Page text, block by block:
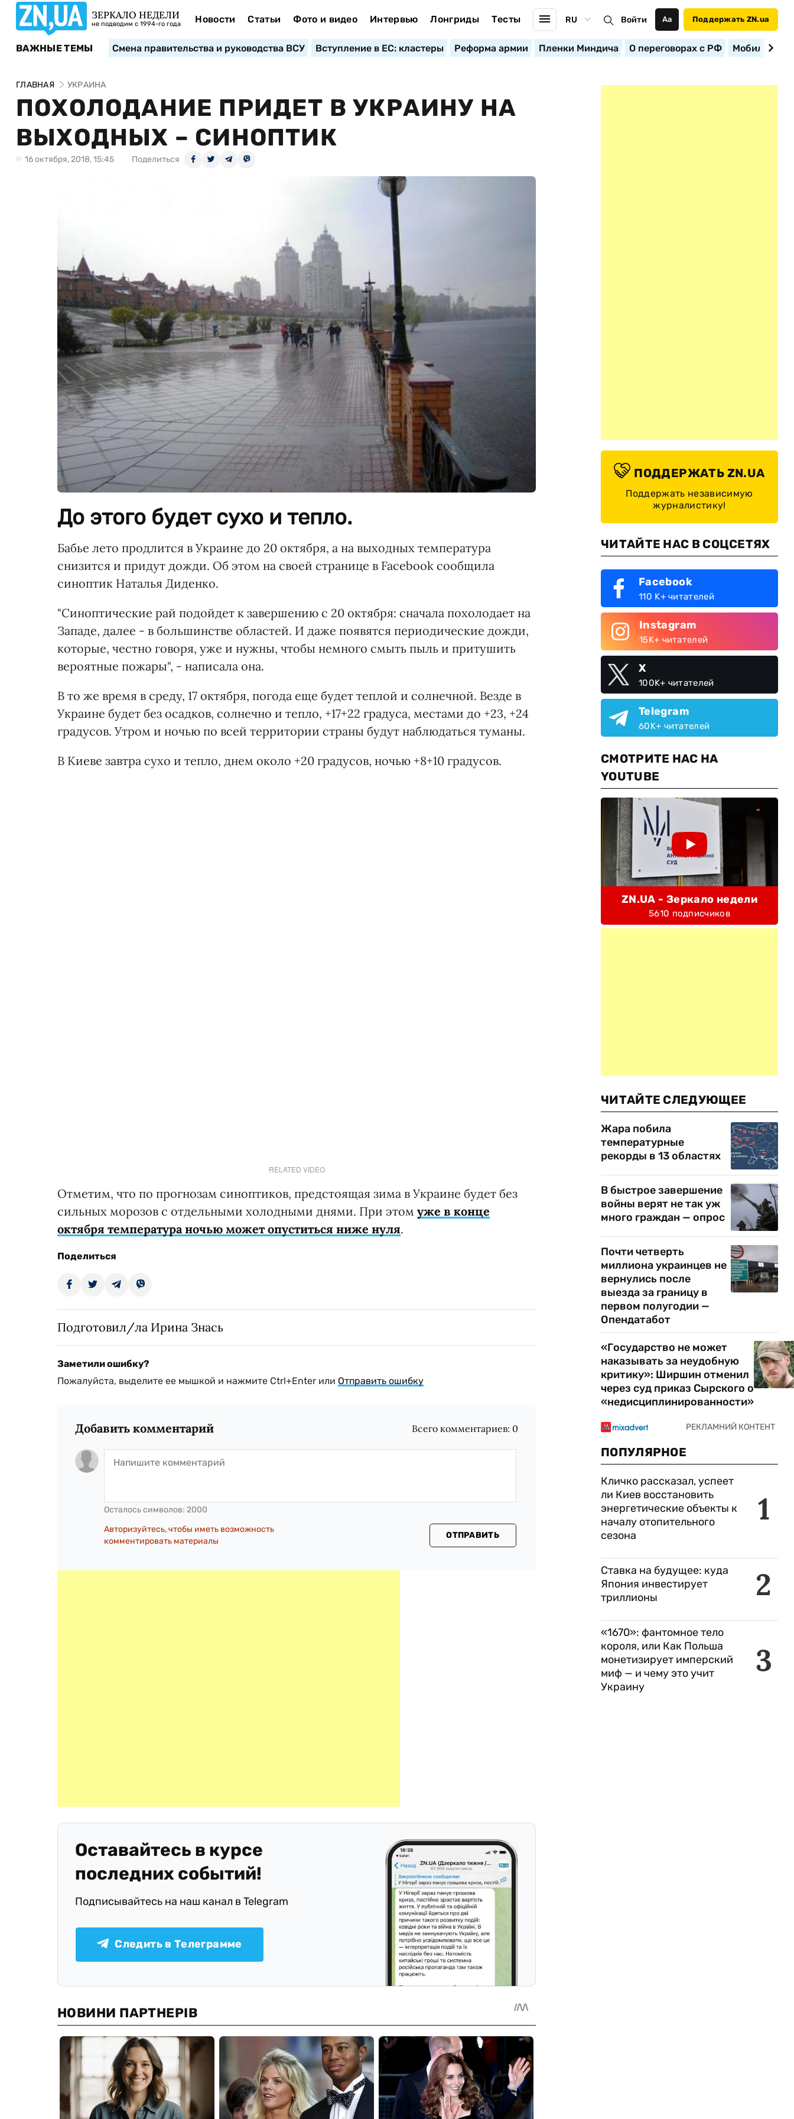
ЗЕРКАЛО НЕДЕЛИ
не подводим с 1994-го года Новости Статьи Фото и видео Интервью Лонгриды Тесты RU Войти Аа Поддержать ZN.ua
ВАЖНЫЕ ТЕМЫ Смена правительства и руководства ВСУ Вступление в ЕС: кластеры Реформа армии Пленки Миндича О переговорах с РФ
ГЛАВНАЯ УКРАИНА
ПОХОЛОДАНИЕ ПРИДЕТ В УКРАИНУ НА
ВЫХОДНЫХ – СИНОПТИК
16 октября, 2018, 15:45 Поделиться
До этого будет сухо и тепло.
Бабье лето продлится в Украине до 20 октября, а на выходных температура
снизится и придут дожди. Об этом на своей странице в Facebook сообщила
синоптик Наталья Диденко.
"Синоптические рай подойдет к завершению с 20 октября: сначала похолодает на
Западе, далее - в большинстве областей. И даже появятся периодические дожди,
которые, честно говоря, уже и нужны, чтобы немного смыть пыль и притушить
вероятные пожары", - написала она.
В то же время в среду, 17 октября, погода еще будет теплой и солнечной. Везде в
Украине будет без осадков, солнечно и тепло, +17+22 градуса, местами до +23, +24
градусов. Утром и ночью по всей территории страны будут наблюдаться туманы.
В Киеве завтра сухо и тепло, днем около +20 градусов, ночью +8+10 градусов.
RELATED VIDEO
Отметим, что по прогнозам синоптиков, предстоящая зима в Украине будет без
сильных морозов с отдельными холодными днями. При этом уже в конце
октября температура ночью может опуститься ниже нуля.
Поделиться
Подготовил/ла Ирина Знась
Заметили ошибку?
Пожалуйста, выделите ее мышкой и нажмите Ctrl+Enter или Отправить ошибку
Добавить комментарий Всего комментариев: 0
Осталось символов: 2000
Авторизуйтесь, чтобы иметь возможность
комментировать материалы
ОТПРАВИТЬ
Оставайтесь в курсе
последних событий!
Подписывайтесь на наш канал в Telegram
Следить в Телеграмме
ПОДДЕРЖАТЬ ZN.UA
Поддержать независимую
журналистику!
ЧИТАЙТЕ НАС В СОЦСЕТЯХ
Facebook
110 K+ читателей
Instagram
15K+ читателей
X
100K+ читателей
Telegram
60K+ читателей
СМОТРИТЕ НАС НА
YOUTUBE
ZN.UA - Зеркало недели
5610 подписчиков
ЧИТАЙТЕ СЛЕДУЮЩЕЕ
Жара побила
температурные
рекорды в 13 областях
В быстрое завершение
войны верят не так уж
много граждан — опрос
Почти четверть
миллиона украинцев не
вернулись после
выезда за границу в
первом полугодии —
Опендатабот
«Государство не может
наказывать за неудобную
критику»: Ширшин отменил
через суд приказ Сырского о
«недисциплинированности»
ПОПУЛЯРНОЕ
1
Кличко рассказал, успеет
ли Киев восстановить
энергетические объекты к
началу отопительного
сезона
2
Ставка на будущее: куда
Япония инвестирует
триллионы
3
«1670»: фантомное тело
короля, или Как Польша
монетизирует имперский
миф — и чему это учит
Украину